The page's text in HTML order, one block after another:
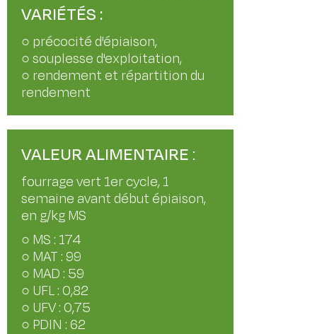
VARIÉTÉS :
○ précocité d'épiaison,
○ souplesse d'exploitation,
○ rendement et répartition du
rendement
VALEUR ALIMENTAIRE :
fourrage vert 1er cycle, 1
semaine avant début épiaison,
en g/kg MS
○ MS : 174
○ MAT : 99
○ MAD : 59
○ UFL : 0,82
○ UFV : 0,75
○ PDIN : 62